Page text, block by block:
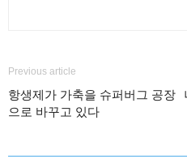
Previous article
항생제가 가축을 슈퍼버그 공장
으로 바꾸고 있다